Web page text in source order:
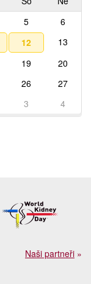
5
6
12
13
19
20
26
27
3 4
Naši partneři »